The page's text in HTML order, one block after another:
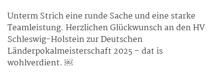
Unterm Strich eine runde Sache und eine starke
Teamleistung. Herzlichen Glückwunsch an den HV
Schleswig-Holstein zur Deutschen
Länderpokalmeisterschaft 2025 – dat is
wohlverdient. ￼